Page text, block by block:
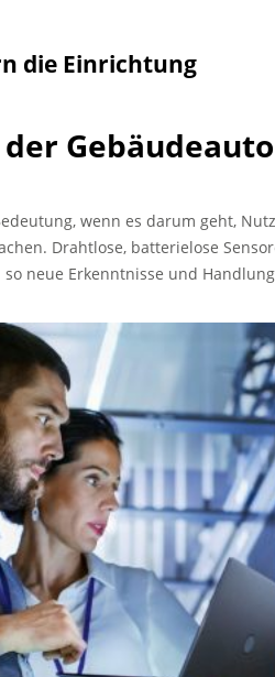
die Einrichtung
wenn es darum geht,
Drahtlose, batterielose
neue Erkenntnisse und